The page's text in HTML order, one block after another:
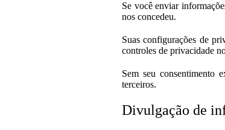
Se você enviar
nos concedeu.
Suas configurações de
controles de privacidade
Sem seu consentimento
terceiros.
Divulgação de